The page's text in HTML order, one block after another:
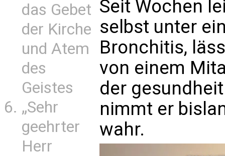
das Gebet
der Kirche
und Atem
des
Geistes
„Sehr
geehrter
Herr
Seit Wochen
selbst unter
Bronchitis,
von einem
der
nimmt er
wahr.